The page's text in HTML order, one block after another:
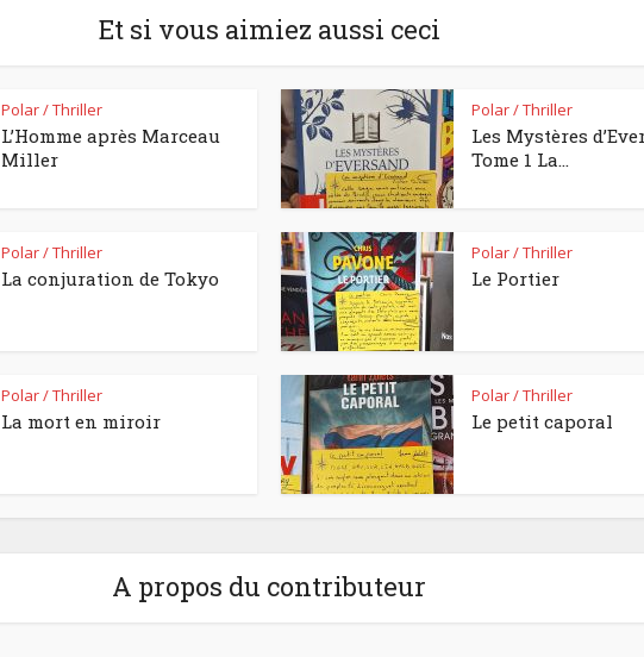
Et si vous aimiez aussi ceci
Polar / Thriller
L’Homme après Marceau
Miller
Polar / Thriller
Les Mystères
Tome 1 La...
Polar / Thriller
La conjuration de Tokyo
Polar / Thriller
Le Portier
Polar / Thriller
La mort en miroir
Polar / Thriller
Le petit caporal
A propos du contributeur